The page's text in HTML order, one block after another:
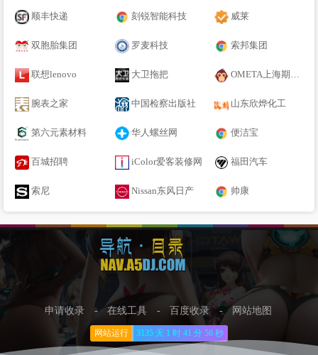
顺丰快递 刻锐智能科技 威莱
双胞胎集团 罗麦科技 索邦集团
联想lenovo 大卫拖把 OMETA上海期货交易所
腕表之家 中国检察出版社 山东欣烨化工
第六元素材料 华人螺丝网 便洁宝
百城招聘 iColor爱客装修网 福田汽车
索尼 Nissan东风日产 帅康
申请收录 - 在线工具 - 百度收录 - 网站地图
网站运行 3135 天 1 时 41 分 56 秒